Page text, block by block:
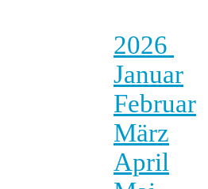
2026
Januar
Februar
März
April